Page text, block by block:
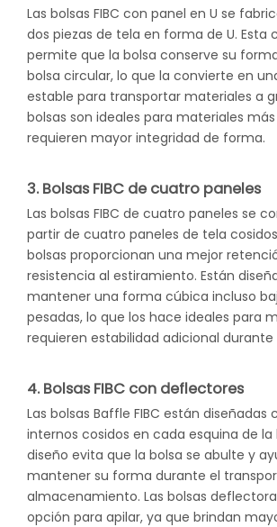
Las bolsas FIBC con panel en U se
dos piezas de tela en forma de U. Esta
permite que la bolsa conserve su
bolsa circular, lo que la convierte en
estable para transportar materiales a
bolsas son ideales para materiales
requieren mayor integridad de forma.
3. Bolsas FIBC de cuatro paneles
Las bolsas FIBC de cuatro paneles se
partir de cuatro paneles de tela
bolsas proporcionan una mejor
resistencia al estiramiento. Están
mantener una forma cúbica incluso
pesadas, lo que los hace ideales para
requieren estabilidad adicional
4. Bolsas FIBC con deflectores
Las bolsas Baffle FIBC están
internos cosidos en cada esquina de la
diseño evita que la bolsa se abulte y
mantener su forma durante el
almacenamiento. Las bolsas
opción para apilar, ya que brindan